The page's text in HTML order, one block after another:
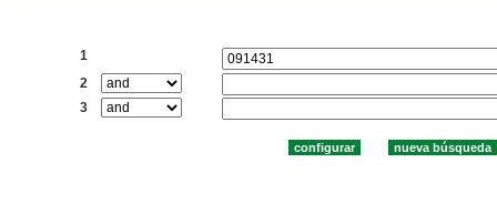
1
2
3